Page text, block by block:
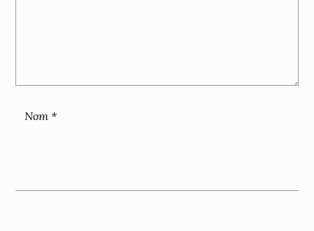
Nom *